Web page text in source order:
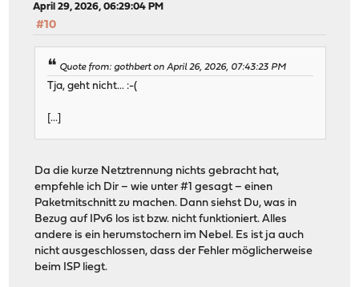
April 29, 2026, 06:29:04 PM
#10
Quote from: gothbert on April 26, 2026, 07:43:23 PM
Tja, geht nicht... :-(
[...]
Da die kurze Netztrennung nichts gebracht hat,
empfehle ich Dir – wie unter #1 gesagt – einen
Paketmitschnitt zu machen. Dann siehst Du, was in
Bezug auf IPv6 los ist bzw. nicht funktioniert. Alles
andere is ein herumstochern im Nebel. Es ist ja auch
nicht ausgeschlossen, dass der Fehler möglicherweise
beim ISP liegt.